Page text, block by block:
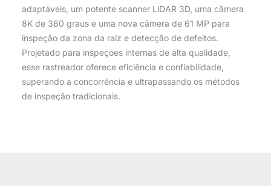
adaptáveis, um potente scanner LiDAR 3D, uma câmera
8K de 360 graus e uma nova câmera de 61 MP para
inspeção da zona da raiz e detecção de defeitos.
Projetado para inspeções internas de alta qualidade,
esse rastreador oferece eficiência e confiabilidade,
superando a concorrência e ultrapassando os métodos
de inspeção tradicionais.